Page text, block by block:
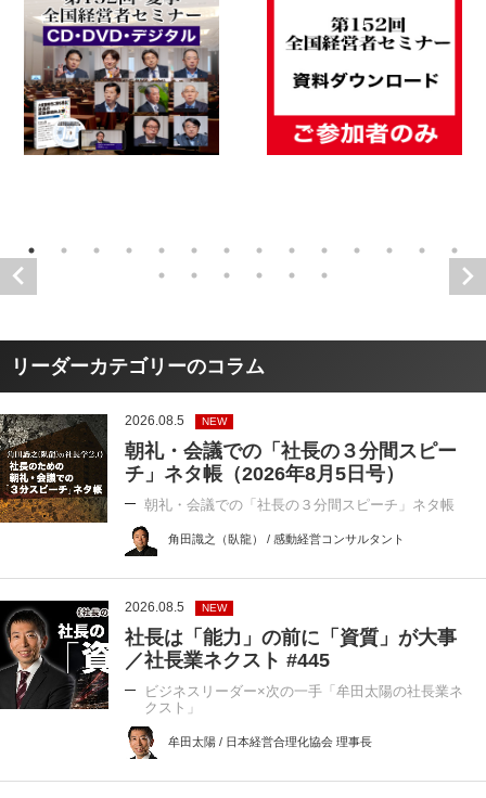
リーダーカテゴリーのコラム
2026.08.5 NEW
朝礼・会議での「社長の３分間スピー
チ」ネタ帳（2026年8月5日号）
朝礼・会議での「社長の３分間スピーチ」ネタ帳
角田識之（臥龍） / 感動経営コンサルタント
2026.08.5 NEW
社長は「能力」の前に「資質」が大事
／社長業ネクスト #445
ビジネスリーダー×次の一手「牟田太陽の社長業ネ
クスト」
牟田太陽 / 日本経営合理化協会 理事長